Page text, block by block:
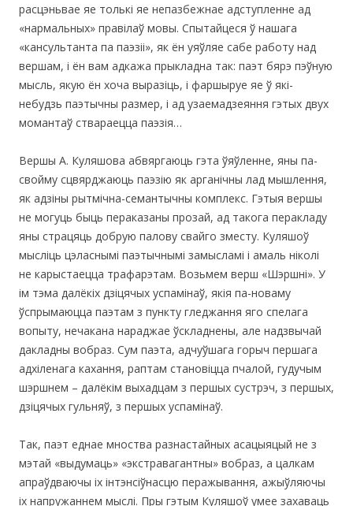
расцэньвае яе толькі яе непазбежнае адступленне ад
«нармальных» правілаў мовы. Спытайцеся ў нашага
«кансультанта па паэзіі», як ён уяўляе сабе работу над
вершам, і ён вам адкажа прыкладна так: паэт бярэ пэўную
мысль, якую ён хоча выразіць, і фаршыруе яе ў які-
небудзь паэтычны размер, і ад узаемадзеяння гэтых двух
момантаў ствараецца паэзія…
Вершы А. Куляшова абвяргаюць гэта ўяўленне, яны па-
свойму сцвярджаюць паэзію як арганічны лад мышлення,
як адзіны рытмічна-семантычны комплекс. Гэтыя вершы
не могуць быць пераказаны прозай, ад такога перакладу
яны страцяць добрую палову свайго зместу. Куляшоў
мысліць цэласнымі паэтычнымі замысламі і амаль ніколі
не карыстаецца трафарэтам. Возьмем верш «Шэршні». У
ім тэма далёкіх дзіцячых успамінаў, якія па-новаму
ўспрымаюцца паэтам з пункту гледжання яго спелага
вопыту, нечакана нараджае ўскладнены, але надзвычай
дакладны вобраз. Сум паэта, адчуўшага горыч першага
адхіленага кахання, раптам становіцца пчалой, гудучым
шэршнем – далёкім выхадцам з першых сустрэч, з першых,
дзіцячых гульняў, з першых успамінаў.
Так, паэт еднае мноства разнастайных асацыяцый не з
мэтай «выдумаць» «экстравагантны» вобраз, а цалкам
апраўдваючы іх інтэнсіўнасцю перажывання, ажыўляючы
іх напружаннем мыслі. Пры гэтым Куляшоў умее захаваць